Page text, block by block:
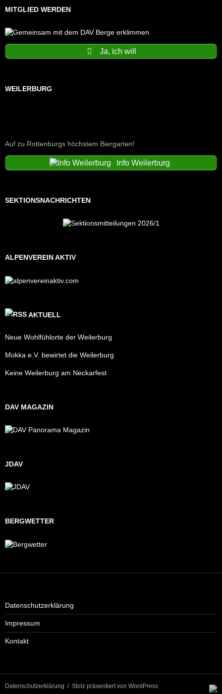
MITGLIED WERDEN
Ja, ich will
WEILERBURG
Auf zu Rottenburgs höchstem Biergarten!
Info Weilerburg
SEKTIONSNACHRICHTEN
ALPENVEREIN AKTIV
AKTUELL
Neue Wohlfühlorte der Weilerburg
Mokka e.V. bewirtet die Weilerburg
Keine Weilerburg am Neckarfest
DAV MAGAZIN
JDAV
BERGWETTER
Datenschutzerklärung
Impressum
Kontakt
Datenschutzerklärung Stolz präsentiert von WordPress